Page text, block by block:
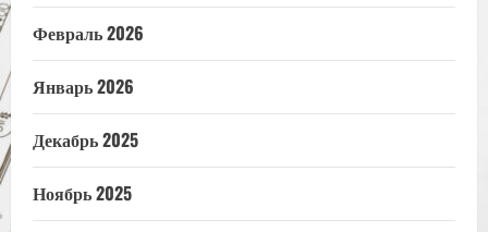
Февраль 2026
Январь 2026
Декабрь 2025
Ноябрь 2025